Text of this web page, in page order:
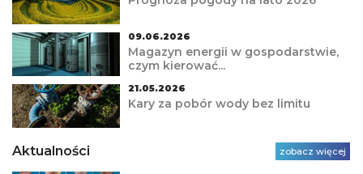
09.06.2026
Magazyn energii w gospodarstwie,
czym kierować...
21.05.2026
Kary za pobór wody bez limitu
Aktualności zobacz więcej